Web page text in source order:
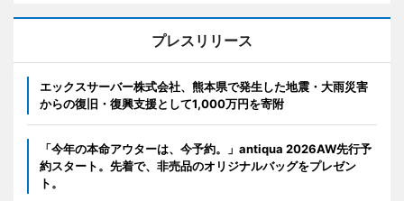
プレスリリース
エックスサーバー株式会社、熊本県で発生した地震・大雨災害
からの復旧・復興支援として1,000万円を寄附
「今年の本命アウターは、今予約。」antiqua 2026AW先行予
約スタート。先着で、非売品のオリジナルバッグをプレゼン
ト。